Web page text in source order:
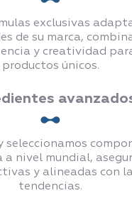
exclusivas
de su marca,
y creatividad
productos únicos.
seleccionamos
a nivel mundial,
y alineadas con
tendencias.